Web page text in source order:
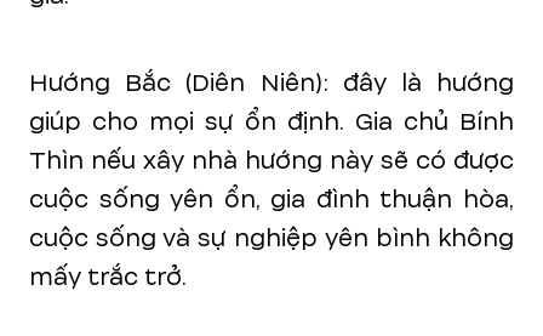
Hướng Bắc (Diên Niên): đây là hướng
giúp cho mọi sự ổn định. Gia chủ Bính
Thìn nếu xây nhà hướng này sẽ có được
cuộc sống yên ổn, gia đình thuận hòa,
cuộc sống và sự nghiệp yên bình không
mấy trắc trở.